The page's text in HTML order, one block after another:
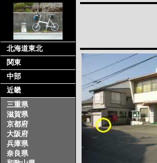
北海道東北
関東
中部
近畿
三重県
滋賀県
京都府
大阪府
兵庫県
奈良県